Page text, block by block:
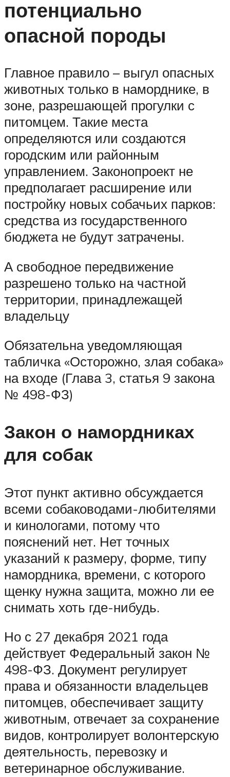
потенциально
опасной породы
Главное правило – выгул опасных
животных только в наморднике, в
зоне, разрешающей прогулки с
питомцем. Такие места
определяются или создаются
городским или районным
управлением. Законопроект не
предполагает расширение или
постройку новых собачьих парков:
средства из государственного
бюджета не будут затрачены.
А свободное передвижение
разрешено только на частной
территории, принадлежащей
владельцу
Обязательна уведомляющая
табличка «Осторожно, злая собака»
на входе (Глава 3, статья 9 закона
№ 498-ФЗ)
Закон о намордниках
для собак
Этот пункт активно обсуждается
всеми собаководами-любителями
и кинологами, потому что
пояснений нет. Нет точных
указаний к размеру, форме, типу
намордника, времени, с которого
щенку нужна защита, можно ли ее
снимать хоть где-нибудь.
Но с 27 декабря 2021 года
действует Федеральный закон №
498-ФЗ. Документ регулирует
права и обязанности владельцев
питомцев, обеспечивает защиту
животным, отвечает за сохранение
видов, контролирует волонтерскую
деятельность, перевозку и
ветеринарное обслуживание.